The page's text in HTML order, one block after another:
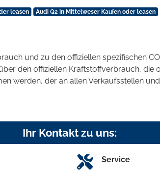
leasen Audi Q2 in Mittelweser Kaufen oder leasen
und zu den offiziellen spezifischen CO
den offiziellen Kraftstoffverbrauch, die
werden, der an allen Verkaufsstellen
Ihr Kontakt zu uns:
Service